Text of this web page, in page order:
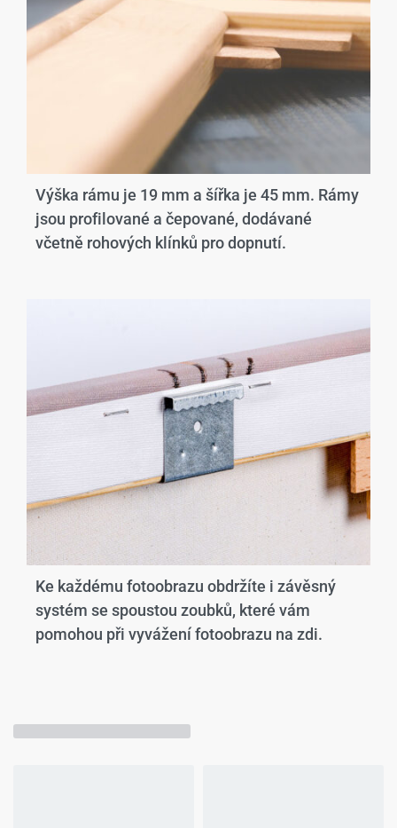
Výška rámu je 19 mm a šířka je 45 mm. Rámy
jsou profilované a čepované, dodávané
včetně rohových klínků pro dopnutí.
Ke každému fotoobrazu obdržíte i závěsný
systém se spoustou zoubků, které vám
pomohou při vyvážení fotoobrazu na zdi.